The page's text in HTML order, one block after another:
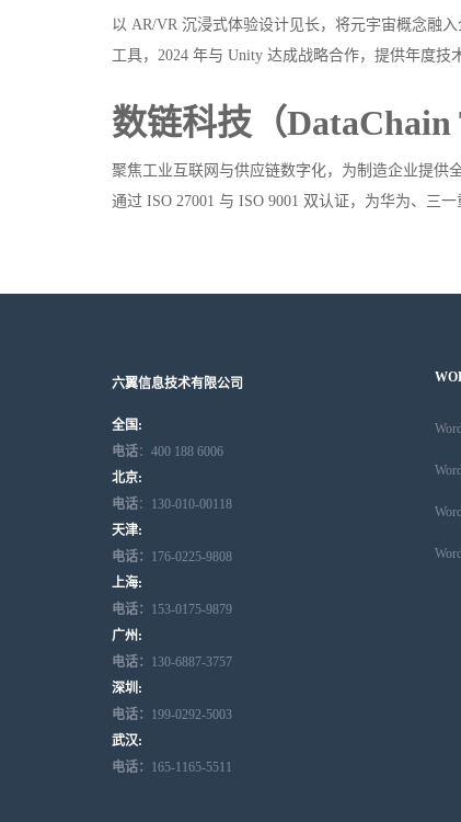
以 AR/VR 沉浸式体验设计见长，将元宇宙概念融
工具，2024 年与 Unity 达成战略合作，提供年度技
数链科技（DataChain
聚焦工业互联网与供应链数字化，为制造企业提供
通过 ISO 27001 与 ISO 9001 双认证，为华为、三
六翼信息技术有限公司
全国:
电话：400 188 6006
北京:
电话：130-010-00118
天津:
电话： 176-0225-9808
上海:
电话： 153-0175-9879
广州:
电话： 130-6887-3757
深圳:
电话： 199-0292-5003
武汉:
电话： 165-1165-5511